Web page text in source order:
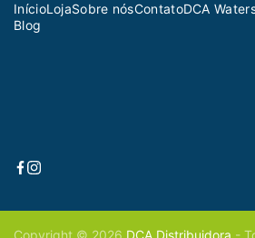
InícioLojaSobre nósContatoDCA
Blog